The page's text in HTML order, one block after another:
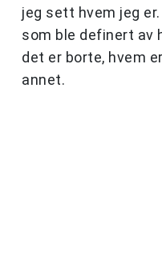
jeg sett hvem jeg
som ble definert av
det er borte, hvem
annet.